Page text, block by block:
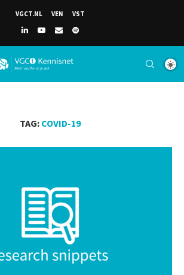
VGCT.NL VEN VST
TAG: COVID-19